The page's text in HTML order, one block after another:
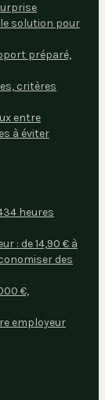
solution pour
préparé,
critères
entre
à éviter
heures
: de 14,90 € à
des
€,
employeur